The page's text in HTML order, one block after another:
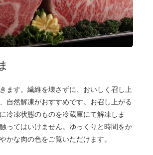
ます。繊維を壊さずに、おいしく召し上
自然解凍がおすすめです。お召し上がる
冷凍状態のものを冷蔵庫にて解凍しま
ってはいけません。ゆっくりと時間をか
かな肉の色をご覧いただけます。